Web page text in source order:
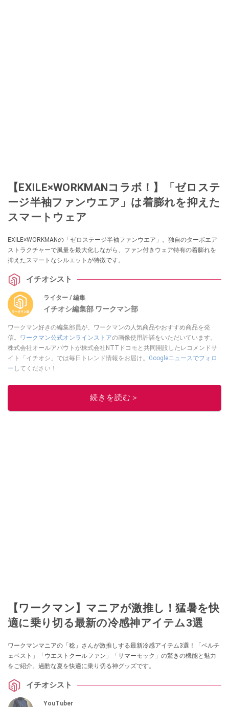
【EXILE×WORKMANコラボ！】「ゼロステ
ージ半袖ファンウエア」は着膨れを抑えた
スマートウェア
EXILE×WORKMANの「ゼロステージ半袖ファンウエア」。独自のターボエア
ストラクチャーで風量を最大化しながら、ファン付きウェア特有の着膨れを
抑えたスマートなシルエットが特徴です。
イチオシスト
ライター / 編集
イチオシ編集部 ワークマン部
ワークマン好きの編集部員が、ワークマンの人気商品やおすすめ商品を発
信。 ワークマン公式オンラインストアの画像使用許諾をいただいています。
株式会社オールアバウトが株式会社NTTドコモと共同開設したレコメンドサ
イト「イチオシ」では毎日トレンド情報をお届け。 Googleニュースでフォロ
ー してください！
このイチオシストの他の記事を読む
続きを読む＞
【ワークマン】マニアが激推し！猛暑を快
適に乗り切る最新の冷感神アイテム3選
ワークマンマニアの「稔」さんが激推しする最新冷感アイテム3選！「ペルチ
ェベスト」「ウエストクールファン」「サマーモック」の驚きの機能と魅力
をご紹介。過酷な夏を快適に乗り切る神グッズです。
イチオシスト
YouTuber